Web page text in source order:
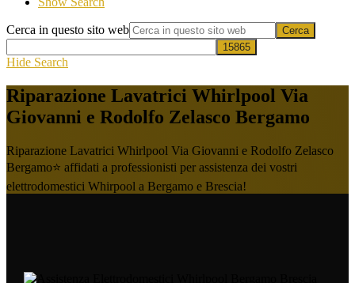
Cerca in questo sito web
Hide Search
Riparazione Lavatrici Whirlpool Via
Giovanni e Rodolfo Zelasco Bergamo
Riparazione Lavatrici Whirlpool Via Giovanni e Rodolfo Zelasco
Bergamo⭐ affidati a professionisti per assistenza dei vostri
elettrodomestici Whirpool a Bergamo e Brescia!